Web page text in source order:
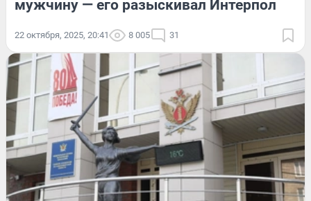
мужчину — его разыскивал Интерпол
22 октября, 2025, 20:41 8 005 31